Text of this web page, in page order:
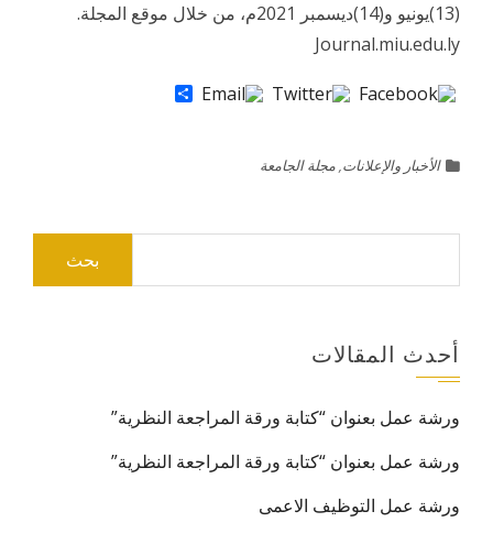
(13)يونيو و(14)ديسمبر 2021م، من خلال موقع المجلة.
Journal.miu.edu.ly
الأخبار والإعلانات,مجلة الجامعة
أحدث المقالات
ورشة عمل بعنوان “كتابة ورقة المراجعة النظرية”
ورشة عمل بعنوان “كتابة ورقة المراجعة النظرية”
ورشة عمل التوظيف الاعمى